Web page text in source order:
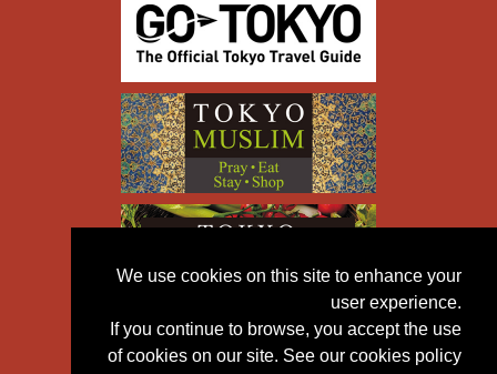
We use cookies on this site to enhance your
user experience.
If you continue to browse, you accept the use
of cookies on our site. See our cookies policy